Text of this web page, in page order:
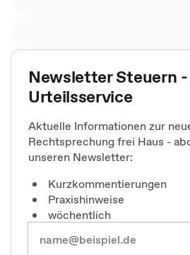
Newsletter Steuern
Urteilsservice
Aktuelle Informationen zur
Rechtsprechung frei Haus -
unseren Newsletter:
Kurzkommentierungen
Praxishinweise
wöchentlich